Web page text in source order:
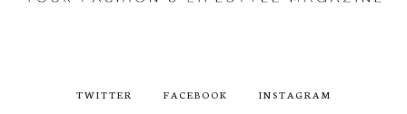
TWITTER FACEBOOK INSTAGRAM